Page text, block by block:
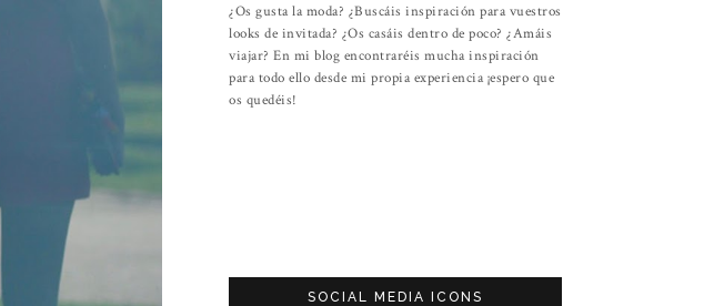
¿Os gusta la moda? ¿Buscáis inspiración para vuestros
looks de invitada? ¿Os casáis dentro de poco? ¿Amáis
viajar? En mi blog encontraréis mucha inspiración
para todo ello desde mi propia experiencia ¡espero que
os quedéis!
SOCIAL MEDIA ICONS